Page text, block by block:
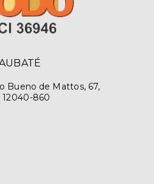
Bueno de Mattos, 67,
12040-860